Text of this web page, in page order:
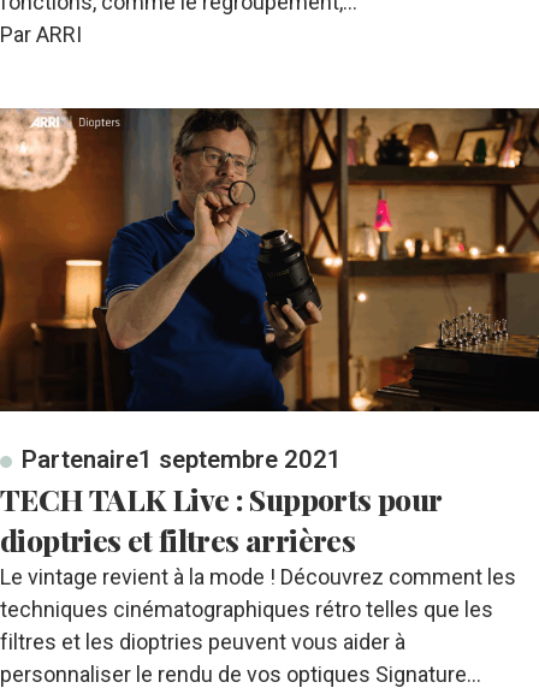
Par ARRI
Partenaire1 septembre 2021
TECH TALK Live : Supports pour
dioptries et filtres arrières
Le vintage revient à la mode ! Découvrez comment les
techniques cinématographiques rétro telles que les
filtres et les dioptries peuvent vous aider à
personnaliser le rendu de vos optiques Signature…